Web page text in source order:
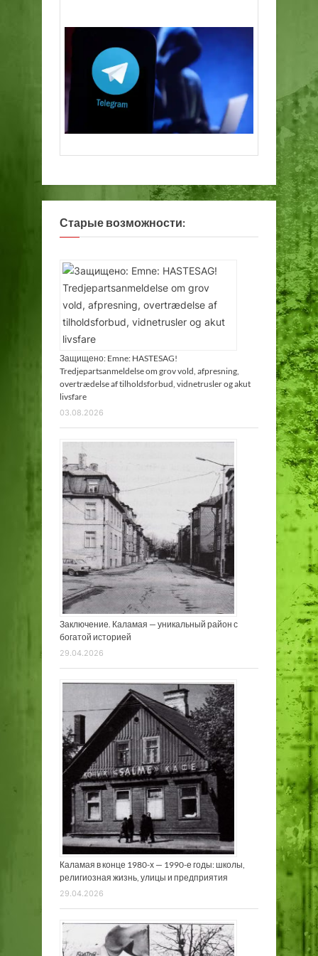
Старые возможности:
Защищено: Emne: HASTESAG!
Tredjepartsanmeldelse om grov vold, afpresning,
overtrædelse af tilholdsforbud, vidnetrusler og akut
livsfare
03.08.2026
Заключение. Каламая — уникальный район с
богатой историей
29.04.2026
Каламая в конце 1980-х — 1990-е годы: школы,
религиозная жизнь, улицы и предприятия
29.04.2026